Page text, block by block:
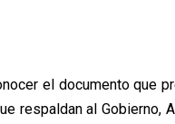
el documento que
respaldan al Gobierno,